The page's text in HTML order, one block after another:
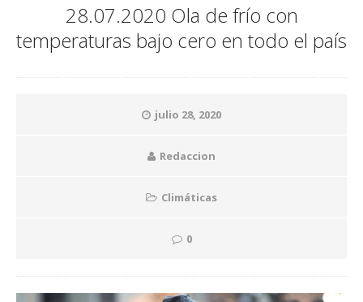
28.07.2020 Ola de frío con
temperaturas bajo cero en todo el país
julio 28, 2020
Redaccion
Climáticas
0